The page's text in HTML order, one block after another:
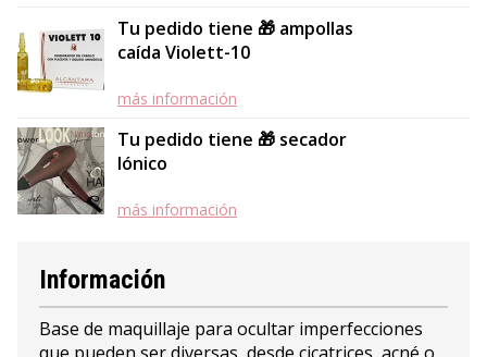
Tu pedido tiene 🎁 ampollas
caída Violett-10
más información
Tu pedido tiene 🎁 secador
Iónico
más información
Información
Base de maquillaje para ocultar imperfecciones